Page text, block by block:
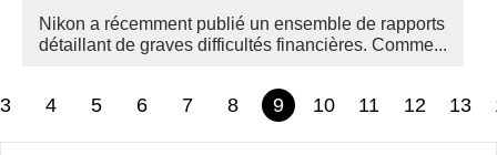
Nikon a récemment publié un ensemble de rapports
détaillant de graves difficultés financières. Comme...
3 4 5 6 7 8 9 10 11 12 13